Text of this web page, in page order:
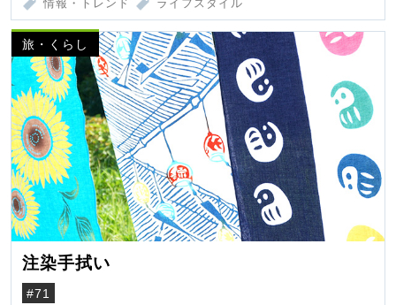
情報・トレンド ライフスタイル
旅・くらし
注染手拭い
#71